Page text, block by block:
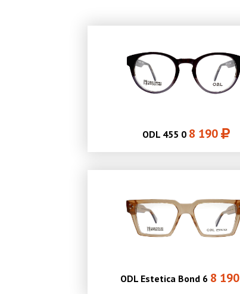
ODL 455 0 8 190
ODL Estetica Bond 6 8 190